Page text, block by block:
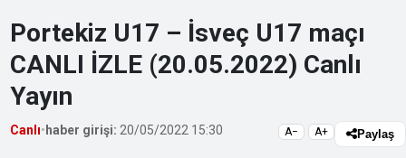
Portekiz U17 – İsveç U17 maçı
CANLI İZLE (20.05.2022) Canlı
Yayın
Canlı• haber girişi: 20/05/2022 15:30 A− A+ Paylaş